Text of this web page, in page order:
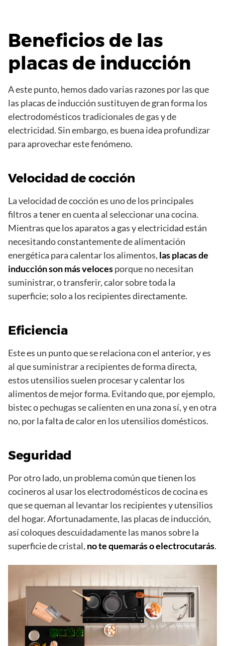
Beneficios de las
placas de inducción
A este punto, hemos dado varias razones por las que
las placas de inducción sustituyen de gran forma los
electrodomésticos tradicionales de gas y de
electricidad. Sin embargo, es buena idea profundizar
para aprovechar este fenómeno.
Velocidad de cocción
La velocidad de cocción es uno de los principales
filtros a tener en cuenta al seleccionar una cocina.
Mientras que los aparatos a gas y electricidad están
necesitando constantemente de alimentación
energética para calentar los alimentos, las placas de
inducción son más velocesporque no necesitan
suministrar, o transferir, calor sobre toda la
superficie; solo a los recipientes directamente.
Eficiencia
Este es un punto que se relaciona con el anterior, y es
al que suministrar a recipientes de forma directa,
estos utensilios suelen procesar y calentar los
alimentos de mejor forma. Evitando que, por ejemplo,
bistec o pechugas se calienten en una zona sí, y en otra
no, por la falta de calor en los utensilios domésticos.
Seguridad
Por otro lado, un problema común que tienen los
cocineros al usar los electrodomésticos de cocina es
que se queman al levantar los recipientes y utensilios
del hogar. Afortunadamente, las placas de inducción,
así coloques descuidadamente las manos sobre la
superficie de cristal, no te quemarás o electrocutarás.